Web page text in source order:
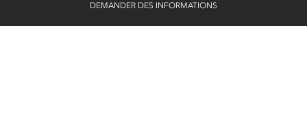
DEMANDER DES INFORMATIONS